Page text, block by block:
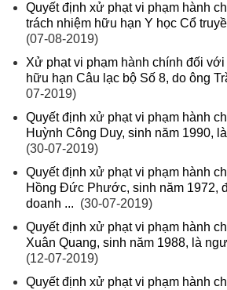
Quyết định xử phạt vi phạm hành
trách nhiệm hữu hạn Y học Cổ
(07-08-2019)
Xử phạt vi phạm hành chính đối
hữu hạn Câu lạc bộ Số 8, do ông
07-2019)
Quyết định xử phạt vi phạm hành
Huỳnh Công Duy, sinh năm 1990,
(30-07-2019)
Quyết định xử phạt vi phạm hành
Hồng Đức Phước, sinh năm 1972,
doanh ... (30-07-2019)
Quyết định xử phạt vi phạm hành
Xuân Quang, sinh năm 1988, là
(12-07-2019)
Quyết định xử phạt vi phạm hành